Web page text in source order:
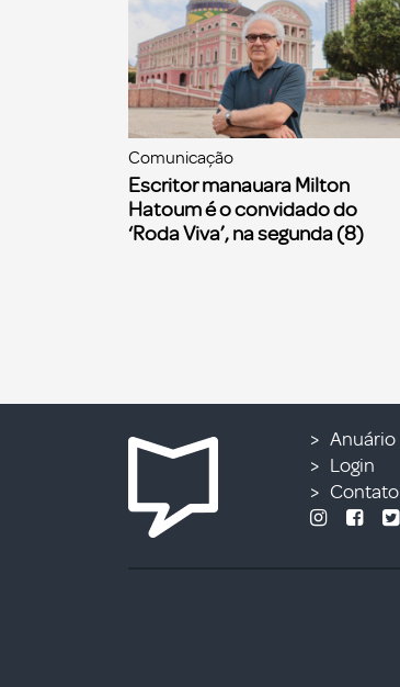
Comunicação
Escritor manauara Milton
Hatoum é o convidado do
‘Roda Viva’, na segunda (8)
Anuário
Login
Contato